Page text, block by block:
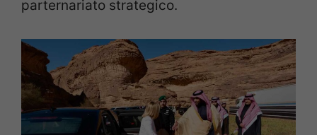
parternariato strategico.